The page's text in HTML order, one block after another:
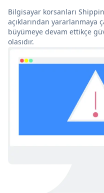
Bilgisayar korsanları
açıklarından yararlanmaya
büyümeye devam ettikçe
olasıdır.